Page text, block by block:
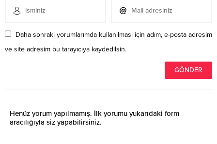
Daha sonraki yorumlarımda kullanılması için adım, e-posta adresim
ve site adresim bu tarayıcıya kaydedilsin.
Henüz yorum yapılmamış. İlk yorumu yukarıdaki form
aracılığıyla siz yapabilirsiniz.